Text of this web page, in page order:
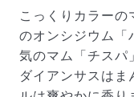
出荷前に水揚げ（
し、専用ボックス
きゅっとまとめら
中の衝撃による折
こっくりカラー
のオンシジウム「
気のマム「チスパ
ダイアンサスは